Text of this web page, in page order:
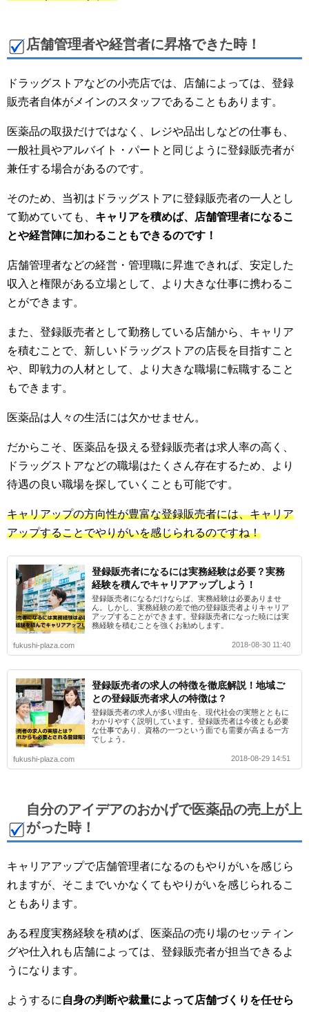
店舗管理者や経営者に昇格できた時！
ドラッグストアなどの小売店では、店舗によっては、登録
販売者自体がメインのスタッフであることもあります。
医薬品の取扱だけではなく、レジや品出しなどの仕事も、
一般社員やアルバイト・パートと同じように登録販売者が
兼任する場合があるのです。
そのため、当初はドラッグストアに登録販売者の一人とし
て勤めていても、 キャリアを積めば、店舗管理者になるこ
とや経営陣に加わることもできるのです！
店舗管理者などの経営・管理職に昇進できれば、安定した
収入と権限がある立場として、より大きな仕事に携わるこ
とができます。
また、登録販売者として勤務している店舗から、キャリア
を積むことで、新しいドラッグストアの店長を目指すこと
や、即戦力の人材として、より大きな職場に転職すること
もできます。
医薬品は人々の生活には欠かせません。
だからこそ、医薬品を扱える登録販売者は求人率の高く、
ドラッグストアなどの職場はたくさん存在するため、より
待遇の良い職場を探していくことも可能です。
キャリアップの方向性が豊富な登録販売者には、キャリア
アップすることでやりがいを感じられるのですね！
登録販売者になるには実務経験は必要？実務
経験を積んでキャリアアップしよう！
登録販売者になるだけならば、実務経験は必要ありませ
ん。しかし、実務経験の差で他の登録販売者よりキャリア
アップすることができます。登録販売者になった暁には実
務経験を積むことを強くお勧めします。
fukushi-plaza.com 2018-08-30 11:40
登録販売者の求人の特徴を徹底解説！地域ご
との登録販売者求人の特徴は？
登録販売者の求人が多い理由を、現代社会の実態とともに
わかりやすく説明しています。登録販売者は今後とも必要
な仕事であり、資格の一つという面でも需要が高まる一方
でしょう。
fukushi-plaza.com 2018-08-29 14:51
自分のアイデアのおかげで医薬品の売上が上
がった時！
キャリアアップで店舗管理者になるのもやりがいを感じら
れますが、そこまでいかなくてもやりがいを感じられるこ
ともあります。
ある程度実務経験を積めば、医薬品の売り場のセッティン
グや仕入れも店舗によっては、登録販売者が担当できるよ
うになります。
ようするに 自身の判断や裁量によって店舗づくりを任せら